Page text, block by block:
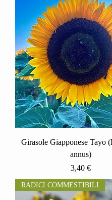
Girasole Giapponese Tayo
annus)
Prezzo
3,40 €
RADICI COMMESTIBILI